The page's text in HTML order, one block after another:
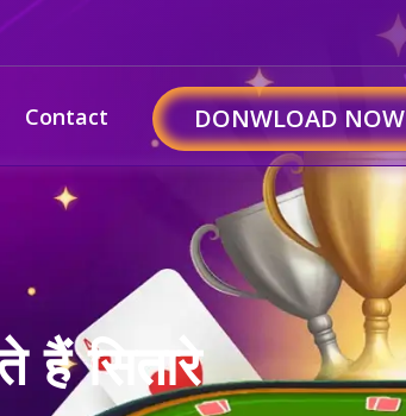
Contact DONWLOAD NOW
हैं सितारे